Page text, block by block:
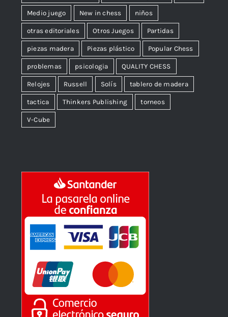
Medio juego New in chess niños
otras editoriales Otros Juegos Partidas
piezas madera Piezas plástico Popular Chess
problemas psicologia QUALITY CHESS
Relojes Russell Solís tablero de madera
tactica Thinkers Publishing torneos
V-Cube